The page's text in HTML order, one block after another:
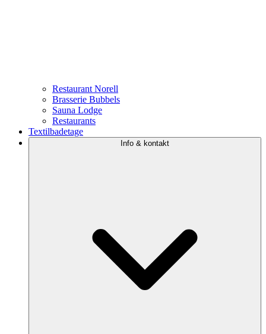
Restaurant Norell
Brasserie Bubbels
Sauna Lodge
Restaurants
Textilbadetage
Info & kontakt